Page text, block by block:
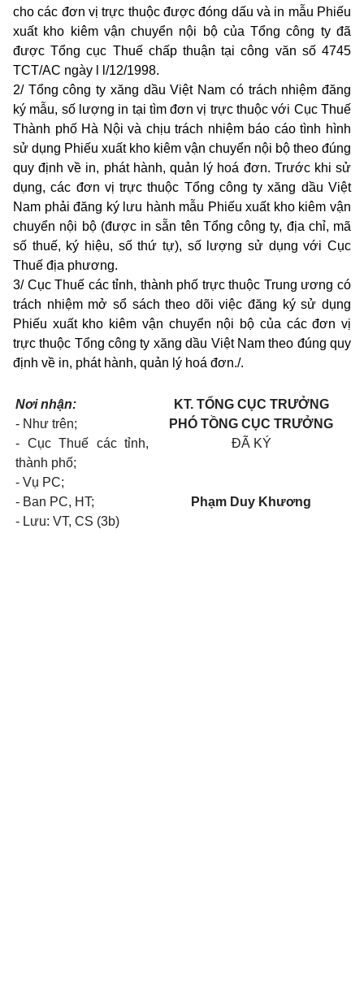
cho các đơn vị trực thuộc được đóng dấu và in mẫu Phiếu
xuất kho kiêm vận chuyển nội bộ của Tổng công ty đã
được Tổng cục Thuế chấp thuận tại công văn số 4745
TCT/AC ngày l l/12/1998.
2/ Tổng công ty xăng dầu Việt Nam có trách nhiệm đăng
ký mẫu, số lượng in tại tìm đơn vị trực thuộc với Cục Thuế
Thành phố Hà Nội và chịu trách nhiệm báo cáo tình hình
sử dụng Phiếu xuất kho kiêm vận chuyển nội bộ theo đúng
quy định về in, phát hành, quản lý hoá đơn. Trước khi sử
dụng, các đơn vị trực thuộc Tổng công ty xăng dầu Việt
Nam phải đăng ký lưu hành mẫu Phiếu xuất kho kiêm vận
chuyển nội bộ (được in sẵn tên Tổng công ty, địa chỉ, mã
số thuế, ký hiệu, số thứ tự), số lượng sử dụng với Cục
Thuế địa phương.
3/ Cục Thuế các tỉnh, thành phố trực thuộc Trung ương có
trách nhiệm mở sổ sách theo dõi việc đăng ký sử dụng
Phiếu xuất kho kiêm vận chuyển nội bộ của các đơn vị
trực thuộc Tổng công ty xăng dầu Việt Nam theo đúng quy
định về in, phát hành, quản lý hoá đơn./.
Nơi nhận:
- Như trên;
- Cục Thuế các tỉnh,
thành phố;
- Vụ PC;
- Ban PC, HT;
- Lưu: VT, CS (3b)
KT. TỔNG CỤC TRƯỞNG
PHÓ TỒNG CỤC TRƯỞNG
ĐÃ KÝ
Phạm Duy Khương